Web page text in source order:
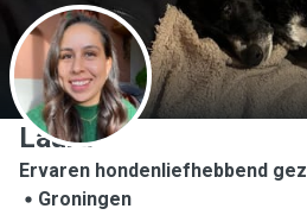
L
Laura
Ervaren hondenliefhebbend
Groningen